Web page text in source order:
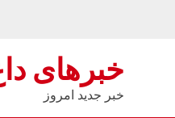
خبرهای
خبر جدید امروز